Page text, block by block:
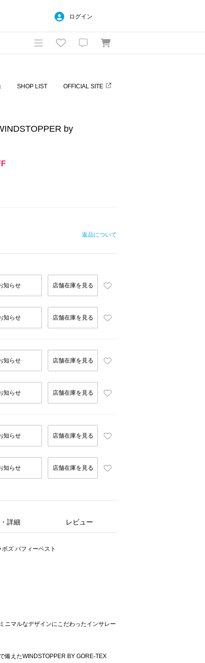
ログイン
SHOP LIST OFFICIAL SITE
by
返品について
知らせ 店舗在庫を見る
知らせ 店舗在庫を見る
知らせ 店舗在庫を見る
知らせ 店舗在庫を見る
知らせ 店舗在庫を見る
知らせ 店舗在庫を見る
詳細 レビュー
ズ パフィーベスト
ニマルなデザインにこだわったインサレー
備えたWINDSTOPPER BY GORE-TEX